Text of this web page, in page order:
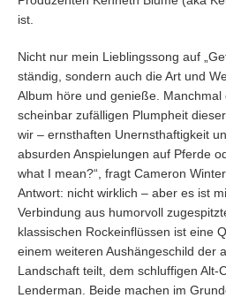
ist.
Nicht nur mein Lieblingssong auf
ständig, sondern auch die Art und
Album höre und genieße.
scheinbar zufälligen Plumpheit
wir – ernsthaften Unernsthaftigkeit
absurden Anspielungen auf Pferde
what I mean?“, fragt Cameron
Antwort: nicht wirklich – aber es ist
Verbindung aus humorvoll
klassischen Rockeinflüssen ist eine
einem weiteren Aushängeschild der
Landschaft teilt, dem schluffigen Alt-
Lenderman. Beide machen im